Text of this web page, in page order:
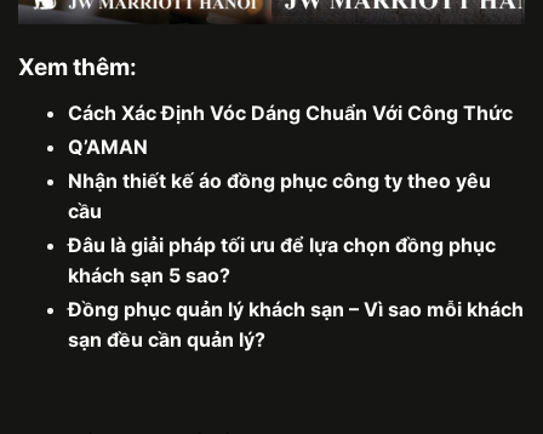
Xem thêm:
Cách Xác Định Vóc Dáng Chuẩn Với Công Thức
Q’AMAN
Nhận thiết kế áo đồng phục công ty theo yêu
cầu
Đâu là giải pháp tối ưu để lựa chọn đồng phục
khách sạn 5 sao?
Đồng phục quản lý khách sạn – Vì sao mỗi khách
sạn đều cần quản lý?